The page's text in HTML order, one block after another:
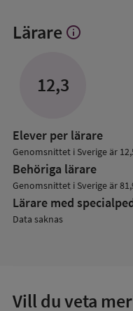
Lärare Visa
info
12,3
Elever per lärare
Genomsnittet i Sverige är
Behöriga lärare
Genomsnittet i Sverige är
Lärare med
Data saknas
Vill du veta